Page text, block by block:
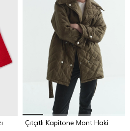
Çıtçıtlı Kapitone Mont Haki